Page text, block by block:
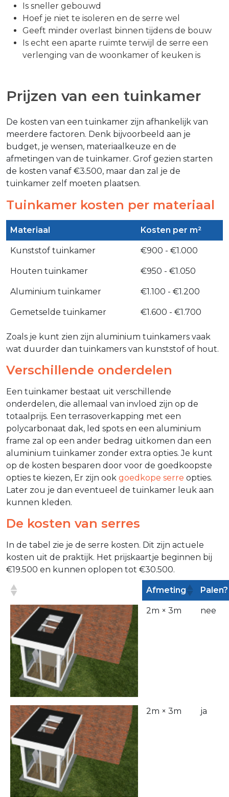
Is sneller gebouwd
Hoef je niet te isoleren en de serre wel
Geeft minder overlast binnen tijdens de bouw
Is echt een aparte ruimte terwijl de serre een
verlenging van de woonkamer of keuken is
Prijzen van een tuinkamer
De kosten van een tuinkamer zijn afhankelijk van
meerdere factoren. Denk bijvoorbeeld aan je
budget, je wensen, materiaalkeuze en de
afmetingen van de tuinkamer. Grof gezien starten
de kosten vanaf €3.500, maar dan zal je de
tuinkamer zelf moeten plaatsen.
Tuinkamer kosten per materiaal
Materiaal Kosten per m²
Kunststof tuinkamer €900 - €1.000
Houten tuinkamer €950 - €1.050
Aluminium tuinkamer €1.100 - €1.200
Gemetselde tuinkamer €1.600 - €1.700
Zoals je kunt zien zijn aluminium tuinkamers vaak
wat duurder dan tuinkamers van kunststof of hout.
Verschillende onderdelen
Een tuinkamer bestaat uit verschillende
onderdelen, die allemaal van invloed zijn op de
totaalprijs. Een terrasoverkapping met een
polycarbonaat dak, led spots en een aluminium
frame zal op een ander bedrag uitkomen dan een
aluminium tuinkamer zonder extra opties. Je kunt
op de kosten besparen door voor de goedkoopste
opties te kiezen, Er zijn ook goedkope serre opties.
Later zou je dan eventueel de tuinkamer leuk aan
kunnen kleden.
De kosten van serres
In de tabel zie je de serre kosten. Dit zijn actuele
kosten uit de praktijk. Het prijskaartje beginnen bij
€19.500 en kunnen oplopen tot €30.500.
Afmeting Palen?
2m × 3m nee
2m × 3m ja